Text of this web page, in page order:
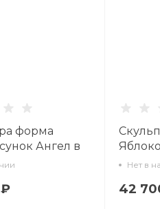
форма
Ангел в
Белый
Нет в
42